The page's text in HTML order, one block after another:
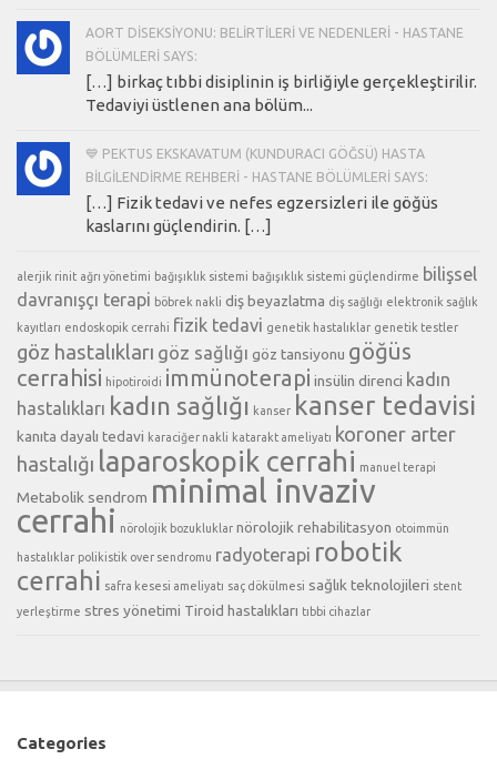
AORT DISEKSIYONU: BELIRTILERI VE NEDENLERI - HASTANE
BÖLÜMLERI SAYS:
[…] birkaç tıbbi disiplinin iş birliğiyle gerçekleştirilir.
Tedaviyi üstlenen ana bölüm...
💙 PEKTUS EKSKAVATUM (KUNDURACI GÖĞSÜ) HASTA
BILGILENDIRME REHBERI - HASTANE BÖLÜMLERI SAYS:
[…] Fizik tedavi ve nefes egzersizleri ile göğüs
kaslarını güçlendirin. […]
alerjik rinit ağrı yönetimi bağışıklık sistemi bağışıklık sistemi güçlendirme bilişsel
davranışçı terapi böbrek nakli diş beyazlatma diş sağlığı elektronik sağlık
kayıtları endoskopik cerrahi fizik tedavi genetik hastalıklar genetik testler
göz hastalıkları göz sağlığı göz tansiyonu göğüs
cerrahisi hipotiroidi immünoterapi insülin direnci kadın
hastalıkları kadın sağlığı kanser kanser tedavisi
kanıta dayalı tedavi karaciğer nakli katarakt ameliyatı koroner arter
hastalığı laparoskopik cerrahi manuel terapi
Metabolik sendrom minimal invaziv
cerrahi nörolojik bozukluklar nörolojik rehabilitasyon otoimmün
hastalıklar polikistik over sendromu radyoterapi robotik
cerrahi safra kesesi ameliyatı saç dökülmesi sağlık teknolojileri stent
yerleştirme stres yönetimi Tiroid hastalıkları tıbbi cihazlar
Categories